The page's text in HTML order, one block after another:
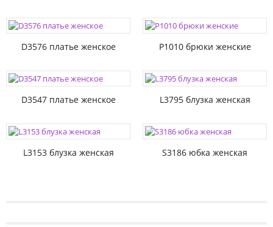
D3576 платье женское P1010 брюки женские
D3547 платье женское L3795 блузка женская
L3153 блузка женская S3186 юбка женская